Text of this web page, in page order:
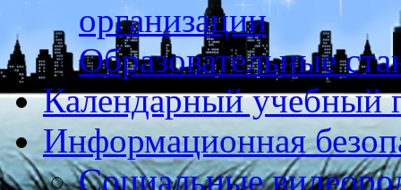
организации
Образовательные
Календарный учебный
Информационная
Социальные